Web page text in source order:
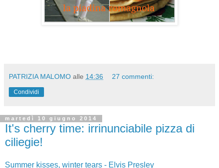
PATRIZIA MALOMO alle 14:36 27 commenti:
Condividi
martedì 10 giugno 2014
It's cherry time: irrinunciabile pizza di
ciliegie!
Summer kisses, winter tears - Elvis Presley